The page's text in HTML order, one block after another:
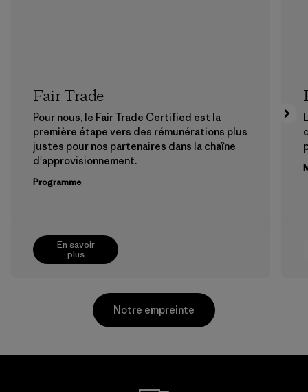
En savoir
plus
Fair Trade
Pour nous, le Fair Trade Certified est la
première étape vers des rémunérations plus
justes pour nos partenaires dans la chaîne
d'approvisionnement.
Programme
Notre empreinte